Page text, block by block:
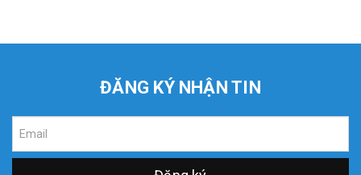
ĐĂNG KÝ NHẬN TIN